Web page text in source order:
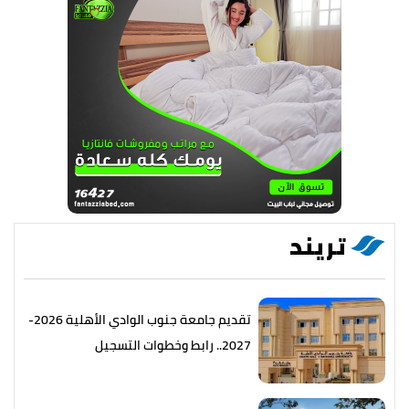
تريند
تقديم جامعة جنوب الوادي الأهلية 2026-
2027.. رابط وخطوات التسجيل